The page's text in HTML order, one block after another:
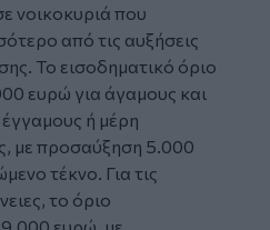
νοικοκυριά που
από τις αυξήσεις
Το εισοδηματικό όριο
ευρώ για άγαμους και
ή μέρη
με προσαύξηση 5.000
τέκνο. Για τις
το όριο